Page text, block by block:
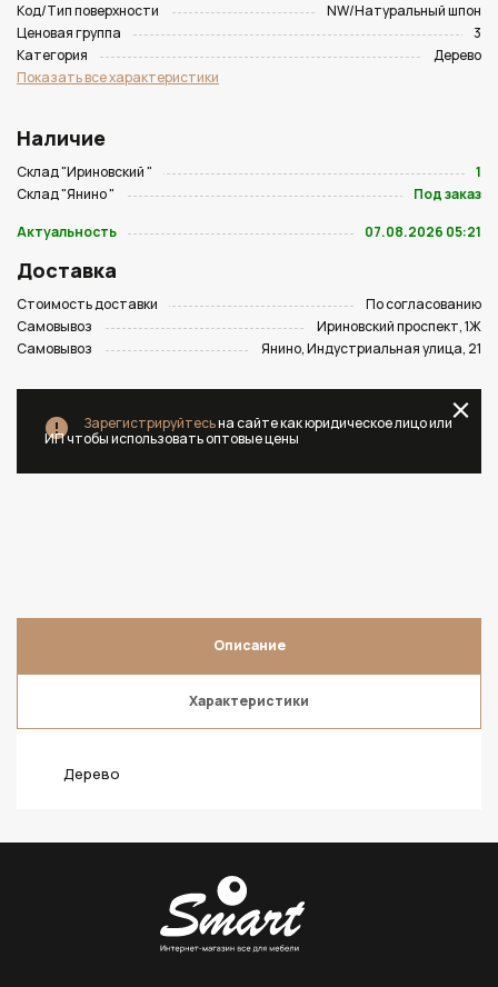
Код/Тип поверхности
NW/Натуральный шпон
Ценовая группа
3
Категория
Дерево
Показать все характеристики
Наличие
Склад "Ириновский "
1
Склад "Янино "
Под заказ
Актуальность
07.08.2026 05:21
Доставка
Стоимость доставки
По согласованию
Самовывоз
Ириновский проспект, 1Ж
Самовывоз
Янино, Индустриальная улица, 21
Зарегистрируйтесьна сайте как юридическое лицо или
ИП чтобы использовать оптовые цены
Описание
Характеристики
Дерево